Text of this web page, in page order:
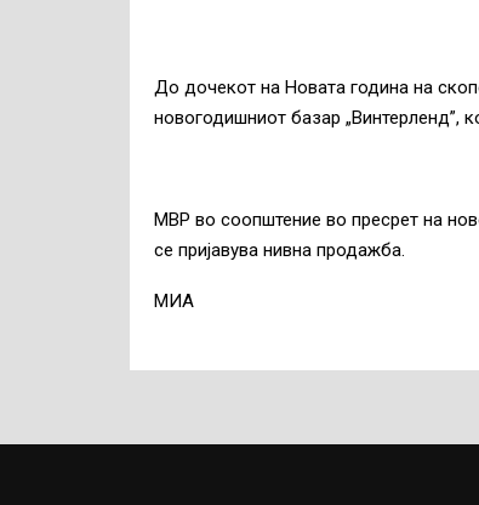
До дочекот на Новата година на
новогодишниот базар „Винтерленд”,
МВР во соопштение во пресрет на
се пријавува нивна продажба.
MИА